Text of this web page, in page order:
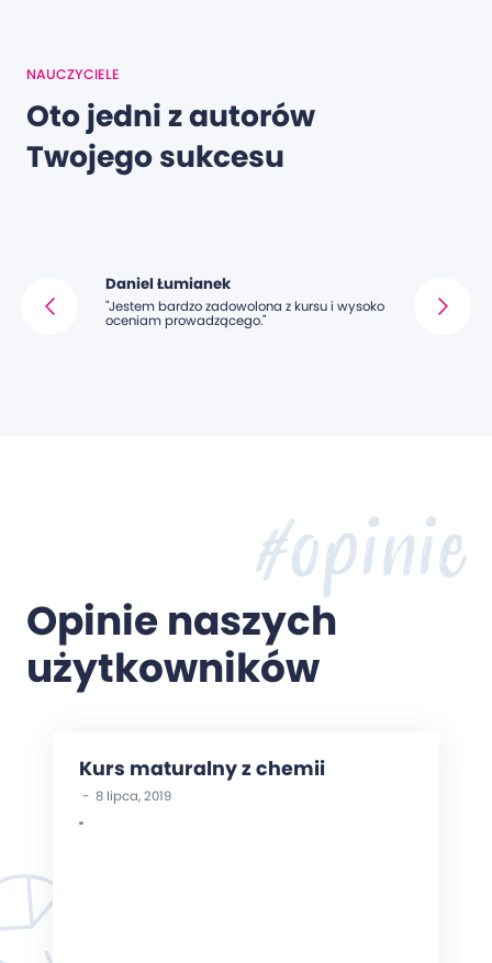
NAUCZYCIELE
Oto jedni z autorów
Twojego sukcesu
Daniel Łumianek
"Jestem bardzo zadowolona z kursu i wysoko
oceniam prowadzącego."
"Spora
Opinie naszych
użytkowników
#opinie
Kurs maturalny z chemii
- 8 lipca, 2019
"